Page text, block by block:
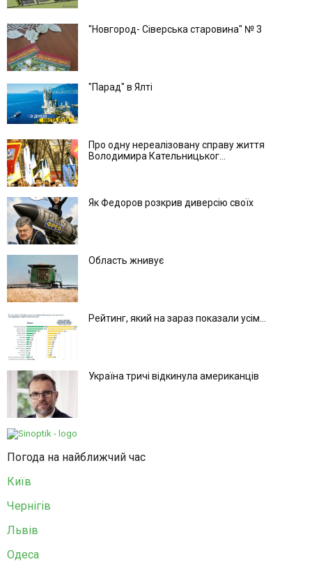
"Новгород- Сіверська старовина" № 3
"Парад" в Ялті
Про одну нереалізовану справу життя
Володимира Кательницьког...
Як Федоров розкрив диверсію своїх
Область жнивує
Рейтинг, який на зараз показали усім...
Україна тричі відкинула американців
Погода на найближчий час
Київ
Чернігів
Львів
Одеса